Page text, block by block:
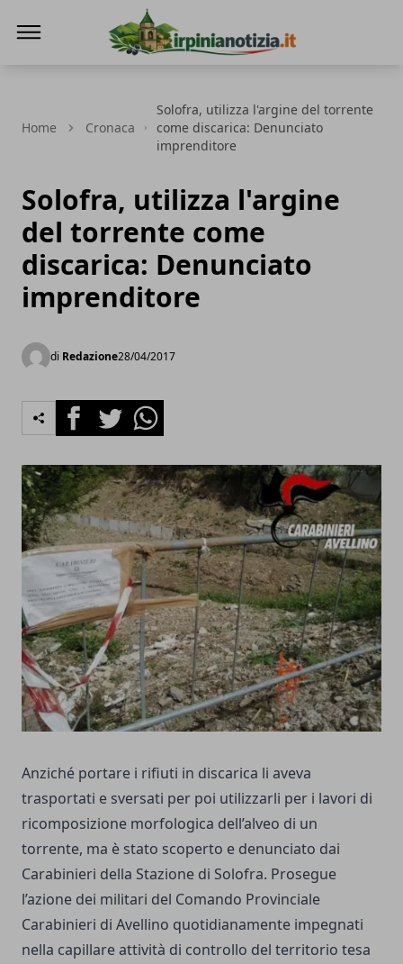
Home Cronaca
Solofra, utilizza l'argine del torrente
come discarica: Denunciato
imprenditore
Solofra, utilizza l'argine
del torrente come
discarica: Denunciato
imprenditore
di Redazione28/04/2017
FacebookTwitterWhatsapp
Anziché portare i rifiuti in discarica li aveva
trasportati e sversati per poi utilizzarli per i lavori di
ricomposizione morfologica dell’alveo di un
torrente, ma è stato scoperto e denunciato dai
Carabinieri della Stazione di Solofra. Prosegue
l’azione dei militari del Comando Provinciale
Carabinieri di Avellino quotidianamente impegnati
nella capillare attività di controllo del territorio tesa